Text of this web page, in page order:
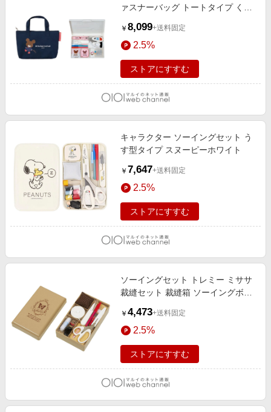
ァスナーバッグ トートタイプ くま
￥ 8,099+送料固定
2.5%
ストアにすすむ
キャラクター ソーイングセット う
す型タイプ スヌーピーホワイト
￥ 7,647+送料固定
2.5%
ストアにすすむ
ソーイングセット トレミー ミササ
裁縫セット 裁縫箱 ソーイングボッ
ージュ
￥ 4,473+送料固定
2.5%
ストアにすすむ